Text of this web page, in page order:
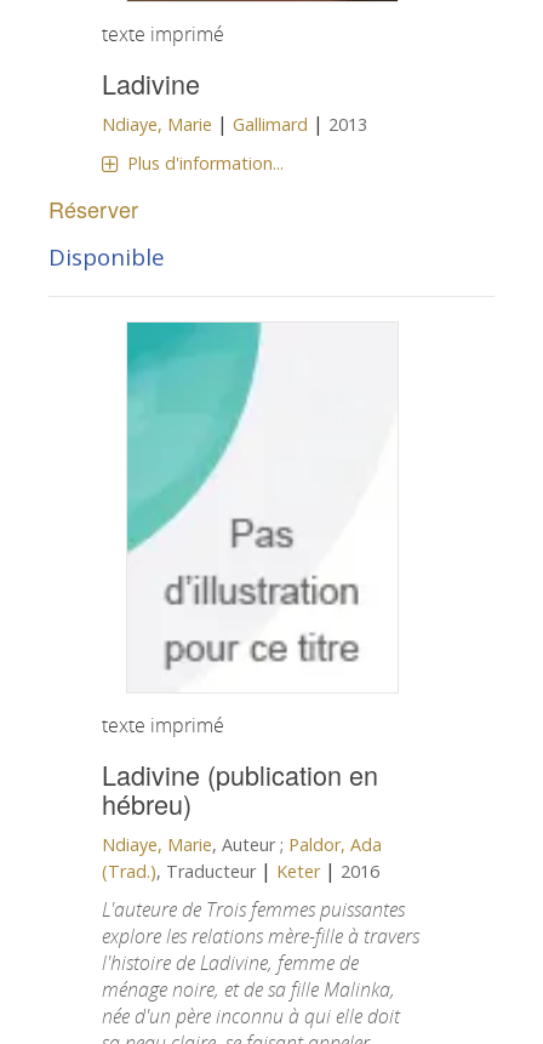
texte imprimé
Ladivine
Ndiaye, Marie |Gallimard | 2013
Plus d'information...
Réserver
Disponible
texte imprimé
Ladivine (publication en
hébreu)
Ndiaye, Marie, Auteur ; Paldor, Ada
(Trad.), Traducteur | Keter| 2016
L'auteure de Trois femmes puissantes
explore les relations mère-fille à travers
l'histoire de Ladivine, femme de
ménage noire, et de sa fille Malinka,
née d'un père inconnu à qui elle doit